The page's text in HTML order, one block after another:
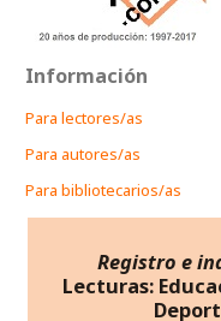
Información
Para lectores/as
Para autores/as
Para bibliotecarios/as
Registro e
Lecturas: